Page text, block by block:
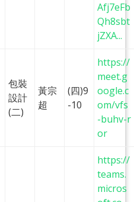
Afj7eFb
Qh8sbt
jZXA...
包裝
設計
(二)
黃宗
超
(四)9
-10
https://
meet.g
oogle.c
om/vfs
-buhv-r
or
https://
teams.
micros